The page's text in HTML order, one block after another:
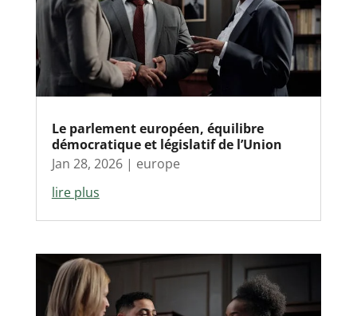
Le parlement européen, équilibre
démocratique et législatif de l’Union
Jan 28, 2026| europe
lire plus